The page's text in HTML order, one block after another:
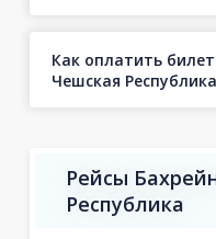
Как оплатить
Чешская
Рейсы
Республика